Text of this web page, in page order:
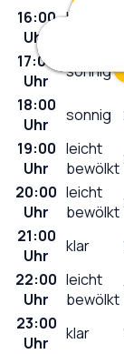
16:00
Uhr
leicht
17:00
Uhr
sonnig
18:00
Uhr
sonnig
19:00
Uhr
leicht
bewölkt
20:00
Uhr
leicht
bewölkt
21:00
Uhr
klar
22:00
Uhr
leicht
bewölkt
23:00
Uhr
klar